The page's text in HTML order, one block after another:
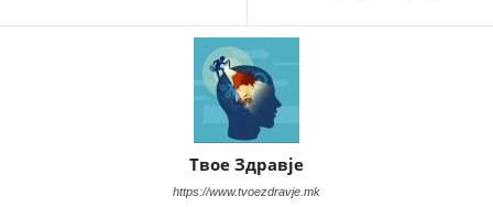
Твое Здравје
https://www.tvoezdravje.mk